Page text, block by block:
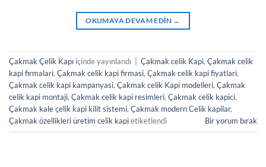
OKUMAYA DEVAM EDIN →
Çakmak Çelik Kapı içinde yayınlandı Çakmak celik Kapi, Çakmak celik
kapi firmalari, Çakmak celik kapi firmasi, Çakmak celik kapi fiyatlari,
Çakmak celik kapi kampanyasi, Çakmak celik Kapi modelleri, Çakmak
celik kapi montaji, Çakmak celik kapi resimleri, Çakmak celik kapici,
Çakmak kale çelik kapi kilit sistemi, Çakmak modern Celik kapilar,
Çakmak özellikleri üretim celik kapietiketlendi Bir yorum bırak